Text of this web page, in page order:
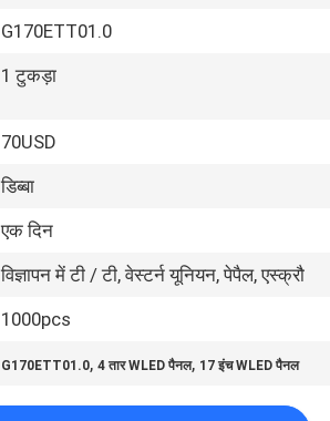
G170ETT01.0
1 टुकड़ा
70USD
डिब्बा
एक दिन
विज्ञापन में टी / टी, वेस्टर्न यूनियन, पेपैल, एस्क्रौ
1000pcs
G170ETT01.0,4 तार WLED पैनल, 17 इंच WLED पैनल